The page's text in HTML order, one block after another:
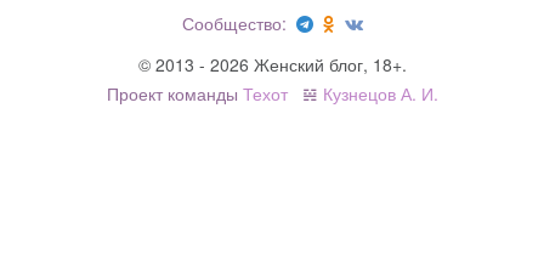
Сообщество:
© 2013 - 2026 Женский блог, 18+.
Проект команды Техот 𝌴 Кузнецов А. И.